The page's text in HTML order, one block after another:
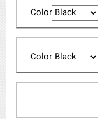
Color
Color